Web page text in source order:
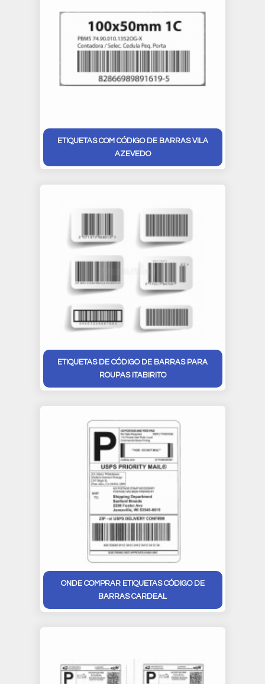
ETIQUETAS COM CÓDIGO DE BARRAS VILA
AZEVEDO
ETIQUETAS DE CÓDIGO DE BARRAS PARA
ROUPAS ITABIRITO
ONDE COMPRAR ETIQUETAS CÓDIGO DE
BARRAS CARDEAL